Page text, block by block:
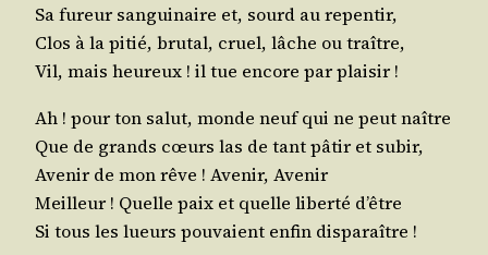
Sa fureur san­gui­naire et, sourd au repentir,
Clos à la pitié, bru­tal, cruel, lâche ou traître,
Vil, mais heu­reux ! il tue encore par plaisir !
Ah ! pour ton salut, monde neuf qui ne peut naître
Que de grands cœurs las de tant pâtir et subir,
Ave­nir de mon rêve ! Ave­nir, Avenir
Meilleur ! Quelle paix et quelle liber­té d’être
Si tous les lueurs pou­vaient enfin disparaître !